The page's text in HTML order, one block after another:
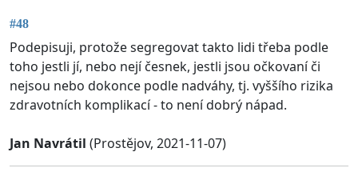
#48
Podepisuji, protože segregovat takto lidi třeba podle
toho jestli jí, nebo nejí česnek, jestli jsou očkovaní či
nejsou nebo dokonce podle nadváhy, tj. vyššího rizika
zdravotních komplikací - to není dobrý nápad.
Jan Navrátil (Prostějov, 2021-11-07)